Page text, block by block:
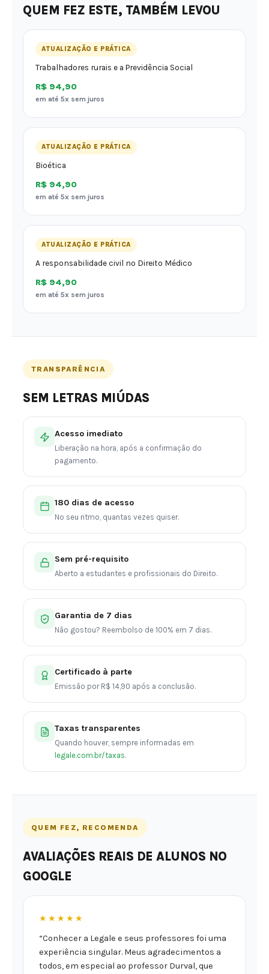
QUEM FEZ ESTE, TAMBÉM LEVOU
ATUALIZAÇÃO E PRÁTICA
Trabalhadores rurais e a Previdência Social
R$ 94,90
em até 5x sem juros
ATUALIZAÇÃO E PRÁTICA
Bioética
R$ 94,90
em até 5x sem juros
ATUALIZAÇÃO E PRÁTICA
A responsabilidade civil no Direito Médico
R$ 94,90
em até 5x sem juros
TRANSPARÊNCIA
SEM LETRAS MIÚDAS
Acesso imediato
Liberação na hora, após a confirmação do
pagamento.
180 dias de acesso
No seu ritmo, quantas vezes quiser.
Sem pré-requisito
Aberto a estudantes e profissionais do Direito.
Garantia de 7 dias
Não gostou? Reembolso de 100% em 7 dias.
Certificado à parte
Emissão por R$ 14,90 após a conclusão.
Taxas transparentes
Quando houver, sempre informadas em
legale.com.br/taxas.
QUEM FEZ, RECOMENDA
AVALIAÇÕES REAIS DE ALUNOS NO
GOOGLE
★★★★★
“Conhecer a Legale e seus professores foi uma
experiência singular. Meus agradecimentos a
todos, em especial ao professor Durval, que